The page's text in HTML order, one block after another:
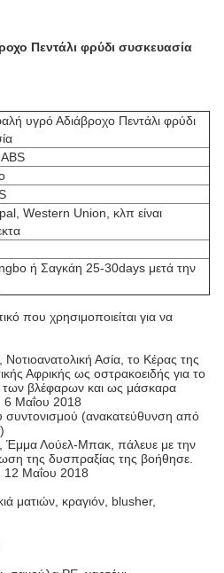
Πεντάλι φρύδι συσκευασία
υγρό Αδιάβροχο Πεντάλι φρύδι
Western Union, κλπ είναι
ή Σαγκάη 25-30days μετά την
που χρησιμοποιείται για να
Νοτιοανατολική Ασία, το Κέρας της
Αφρικής ως οστρακοειδής για το
των βλέφαρων και ως μάσκαρα
6 Μαΐου 2018
συντονισμού (ανακατεύθυνση από
Έμμα Λούελ-Μπακ, πάλευε με την
της δυσπραξίας της βοήθησε.
12 Μαΐου 2018
ματιών, κραγιόν, blusher,